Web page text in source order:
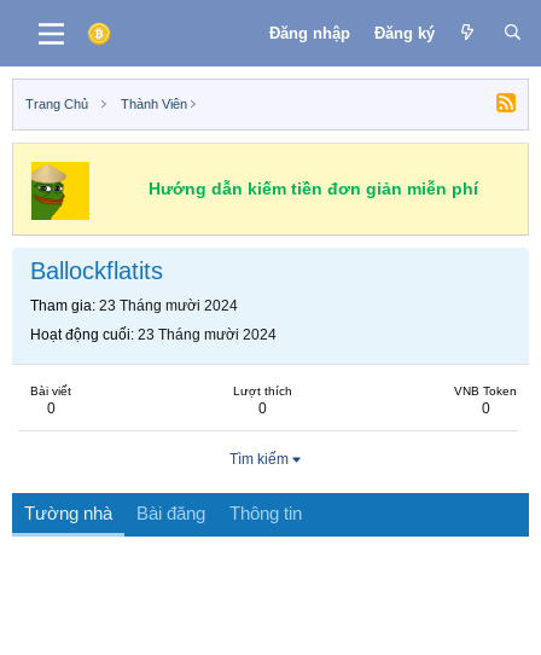
Đăng nhập Đăng ký
Trang Chủ Thành Viên
Hướng dẫn kiếm tiền đơn giản miễn phí
Ballockflatits
Tham gia 23 Tháng mười 2024
Hoạt động cuối 23 Tháng mười 2024
Bài viết
0
Lượt thích
0
VNB Token
0
Tìm kiếm
Tường nhà Bài đăng Thông tin